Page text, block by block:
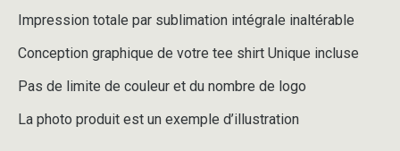
Impression totale par sublimation intégrale inaltérable
Conception graphique de votre tee shirt Unique incluse
Pas de limite de couleur et du nombre de logo
La photo produit est un exemple d’illustration